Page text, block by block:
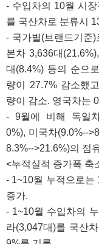
- 수입차의 10월 시
를 국산차로 분류시
- 국가별(브랜드기준
본차 3,636대
대(8.4%) 등의 순으
량이 27.7% 감소했
량이 감소. 영국차는
- 9월에 비해 독일차
0%), 미국차(9.0%--
8.3%-->21.6%)의 점
<누적실적 증가폭 축
- 1~10월 누적으로는
증가.
- 1~10월 수입차의
라(3,047대)를 국산